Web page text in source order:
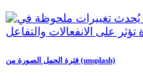
فترة الحمل الصورة من (unsplash)